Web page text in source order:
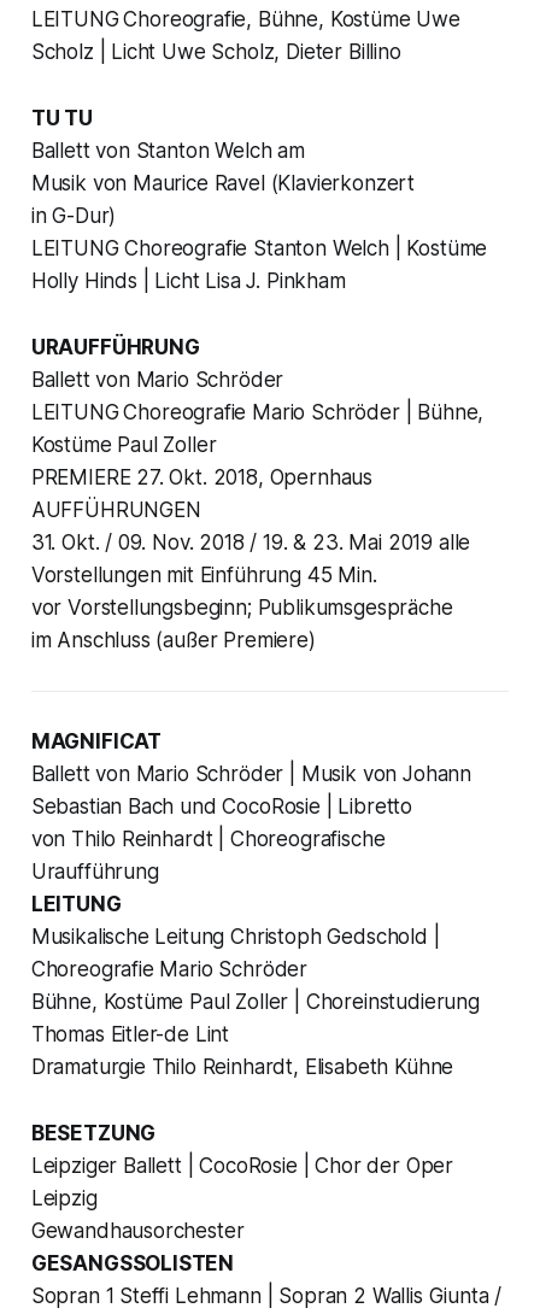
LEITUNGChoreografie, Bühne, Kostüme Uwe
Scholz | Licht Uwe Scholz, Dieter Billino
TU TU
Ballett von Stanton Welch am
Musik von Maurice Ravel (Klavierkonzert
in G-Dur)
LEITUNG Choreografie Stanton Welch | Kostüme
Holly Hinds | Licht Lisa J. Pinkham
URAUFFÜHRUNG
Ballett von Mario Schröder
LEITUNGChoreografie Mario Schröder | Bühne,
Kostüme Paul Zoller
PREMIERE 27. Okt. 2018, Opernhaus
AUFFÜHRUNGEN
31. Okt. / 09. Nov. 2018 / 19. & 23. Mai 2019 alle
Vorstellungen mit Einführung 45 Min.
vor Vorstellungsbeginn; Publikumsgespräche
im Anschluss (außer Premiere)
MAGNIFICAT
Ballett von Mario Schröder | Musik von Johann
Sebastian Bach und CocoRosie | Libretto
von Thilo Reinhardt | Choreografische
Uraufführung
LEITUNG
Musikalische Leitung Christoph Gedschold |
Choreografie Mario Schröder
Bühne, Kostüme Paul Zoller | Choreinstudierung
Thomas Eitler-de Lint
Dramaturgie Thilo Reinhardt, Elisabeth Kühne
BESETZUNG
Leipziger Ballett | CocoRosie | Chor der Oper
Leipzig
Gewandhausorchester
GESANGSSOLISTEN
Sopran 1 Steffi Lehmann | Sopran 2 Wallis Giunta /